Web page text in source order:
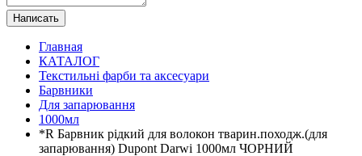
Написать
Главная
КАТАЛОГ
Текстильні фарби та аксесуари
Барвники
Для запарювання
1000мл
*R Барвник рідкий для волокон тварин.походж.(для
запарювання) Dupont Darwi 1000мл ЧОРНИЙ